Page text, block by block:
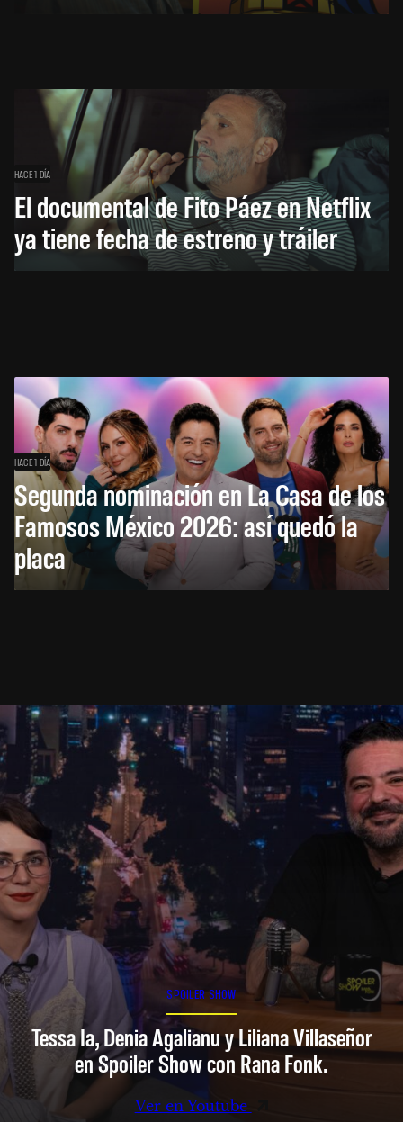
HACE 1 DÍA
El documental de Fito Páez en Netflix
ya tiene fecha de estreno y tráiler
HACE 1 DÍA
Segunda nominación en La Casa de los
Famosos México 2026: así quedó la
placa
SPOILER SHOW
Tessa Ia, Denia Agalianu y Liliana Villaseñor
en Spoiler Show con Rana Fonk.
Ver en Youtube